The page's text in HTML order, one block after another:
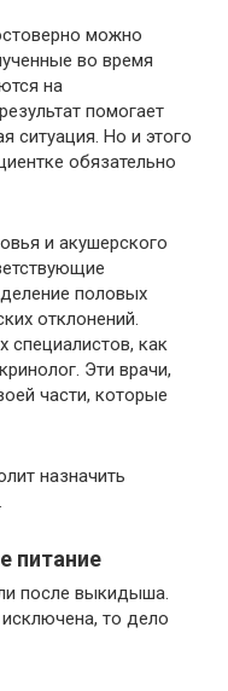
можно
во время
на
помогает
ситуация. Но и этого
обязательно
и акушерского
половых
отклонений.
специалистов, как
Эти врачи,
части, которые
назначить
питание
после выкидыша.
исключена, то дело